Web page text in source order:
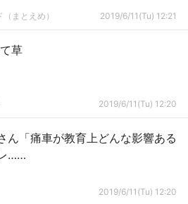
まとえめ） 2019/6/11(Tu) 12:21
草
2019/6/11(Tu) 12:20
ん「痛車が教育上どんな影響ある
……
2019/6/11(Tu) 12:20